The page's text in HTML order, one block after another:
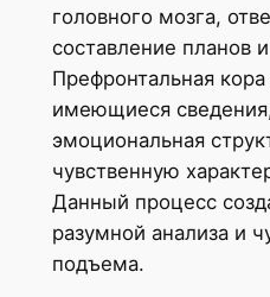
головного мозга,
составление планов
Префронтальная
имеющиеся
эмоциональная
чувственную
Данный процесс
разумной анализа и
подъема.